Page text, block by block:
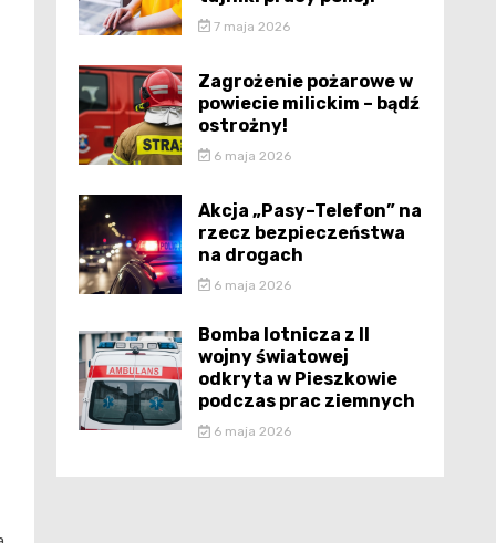
7 maja 2026
Zagrożenie pożarowe w
powiecie milickim – bądź
ostrożny!
6 maja 2026
Akcja „Pasy–Telefon” na
rzecz bezpieczeństwa
na drogach
6 maja 2026
Bomba lotnicza z II
wojny światowej
odkryta w Pieszkowie
podczas prac ziemnych
6 maja 2026